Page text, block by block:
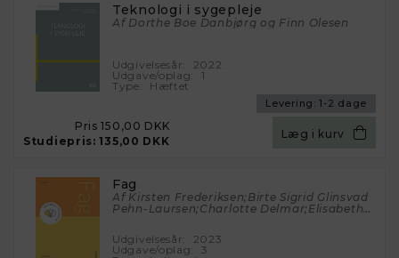
Jensen;Gitte Stenholt Horn;Karin Bæk
Knudsen;Maria Lund-Tonnesen;Mette Juel
Rothmann;Alexandra Jønsson
Levering: 1-2 dage
Teknologi i sygepleje
Af Dorthe Boe Danbjørg og Finn Olesen
Udgivelsesår:
2022
Udgave/oplag:
1
Type:
Hæftet
Pris 150,00 DKK
Studiepris: 135,00 DKK
Læg i kurv
Fag
Af Kirsten Frederiksen;Birte Sigrid Glinsvad
Pehn-Laursen;Charlotte Delmar;Elisabeth
Ladekjær Larsen;Anita Haahr;Cathrine
Sand Nielsen;Ingegerd Harder;Jane
Udgivelsesår:
2023
Udgave/oplag:
3